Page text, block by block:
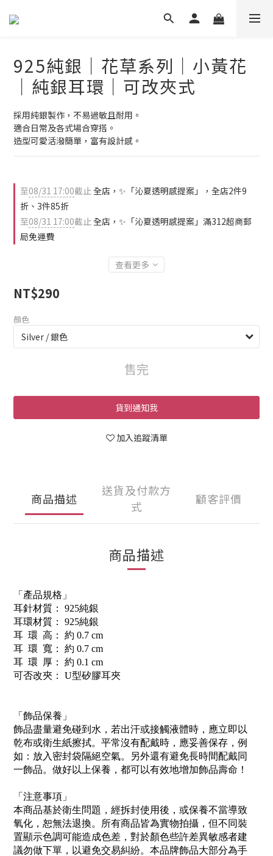
925純銀｜花草系列｜小黃花
｜純銀耳環｜可改夾式
採用純銀製作，不易過敏且耐用。
適合日常及各式場合穿搭。
造型可愛活潑簡單，富有設計感。
至08/31 17:00截止全店，✨「沁夏透明感提案」，全店2件9
折、3件85折
至08/31 17:00截止全店，✨「沁夏透明感提案」滿312超商郵
局免運費
查看更多
NT$290
顏色
售完
貨到通知我
加入追蹤清單
商品描述
送貨及付款方
式
顧客評價
商品描述
「產品規格」
耳針材質： 925純銀
耳環材質： 925純銀
耳 環 高： 約 0.7 cm
耳 環 寬： 約 0.7 cm
耳 環 厚： 約 0.1 cm
可否改夾： U型矽膠耳夾
「飾品保養」
飾品盡量避免碰到水，若出汗或接觸液體時，應立即以
乾布或衛生紙擦拭。平常沒有配戴時，應妥善保存，例
如：放入密封袋隔絕空氣。另外還有避免長時間配戴同
一飾品。做好以上保養，都可以有效地增加飾品壽命！
「注意事項」
本商品基於衛生問題，經拆封使用後，或保養不當導致
氧化，恕無法退換。所有商品皆為實物拍攝，但不同裝
置顯示色調可能造成色差，對於顏色些許差異敏感者建
議勿做下單，以避免交易糾紛。本品牌飾品大部分為手